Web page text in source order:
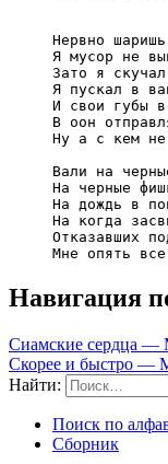
Нервно
Я мусор не
Зато я
Я пускал в
И свои губы
В оон
Hy а с кем
Вали на
На черные
На дождь в
На когда
Отказавших
Мне опять
Навигация
Сиамские сердца —
Скорее и быстро —
Найти:
Поиск по
Сборник